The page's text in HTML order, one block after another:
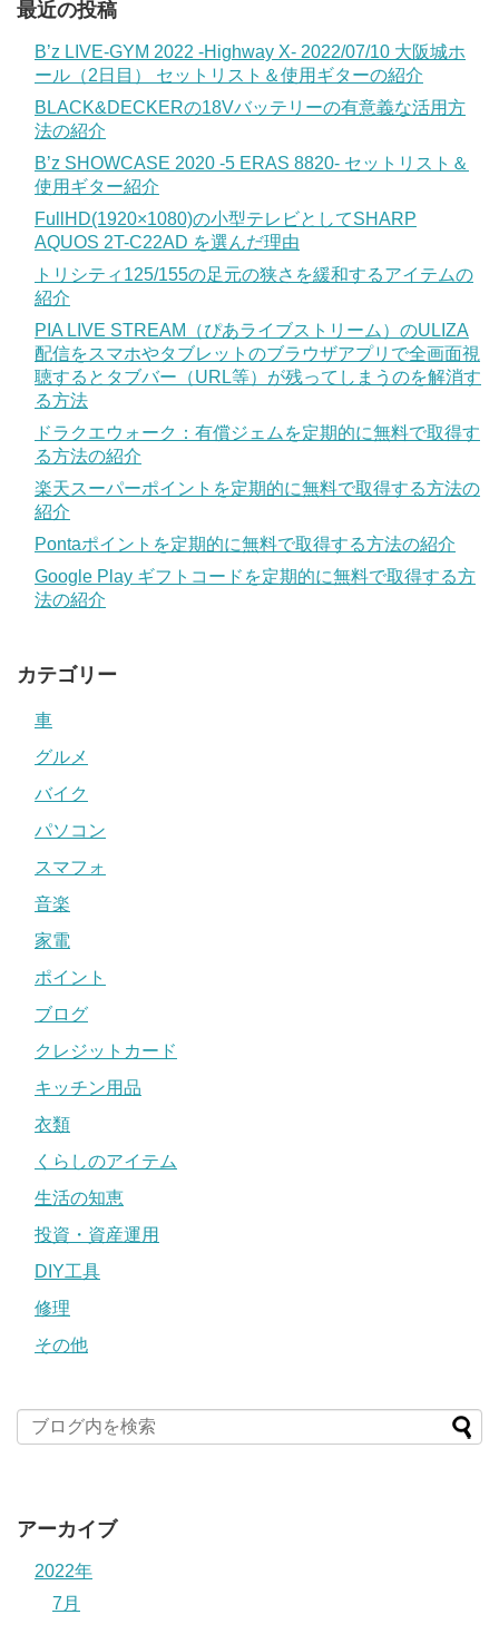
最近の投稿
B’z LIVE-GYM 2022 -Highway X- 2022/07/10 大阪城ホ
ール（2日目） セットリスト＆使用ギターの紹介
BLACK&DECKERの18Vバッテリーの有意義な活用方
法の紹介
B’z SHOWCASE 2020 -5 ERAS 8820- セットリスト＆
使用ギター紹介
FullHD(1920×1080)の小型テレビとしてSHARP
AQUOS 2T-C22AD を選んだ理由
トリシティ125/155の足元の狭さを緩和するアイテムの
紹介
PIA LIVE STREAM（ぴあライブストリーム）のULIZA
配信をスマホやタブレットのブラウザアプリで全画面視
聴するとタブバー（URL等）が残ってしまうのを解消す
る方法
ドラクエウォーク：有償ジェムを定期的に無料で取得す
る方法の紹介
楽天スーパーポイントを定期的に無料で取得する方法の
紹介
Pontaポイントを定期的に無料で取得する方法の紹介
Google Play ギフトコードを定期的に無料で取得する方
法の紹介
カテゴリー
車
グルメ
バイク
パソコン
スマフォ
音楽
家電
ポイント
ブログ
クレジットカード
キッチン用品
衣類
くらしのアイテム
生活の知恵
投資・資産運用
DIY工具
修理
その他
アーカイブ
2022年
7月